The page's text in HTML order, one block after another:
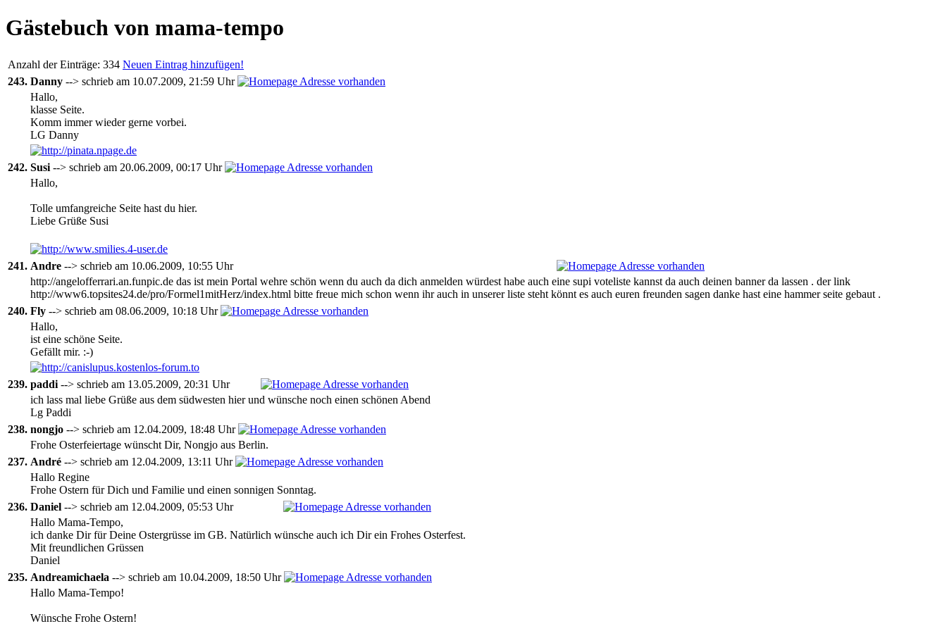
Gästebuch von mama-tempo
Anzahl der Einträge: 334 Neuen Eintrag hinzufügen!
243. Danny --> schrieb am 10.07.2009, 21:59 Uhr
Hallo,
klasse Seite.
Komm immer wieder gerne vorbei.
LG Danny
242. Susi --> schrieb am 20.06.2009, 00:17 Uhr
Hallo,
Tolle umfangreiche Seite hast du hier.
Liebe Grüße Susi
241. Andre --> schrieb am 10.06.2009, 10:55 Uhr
http://angelofferrari.an.funpic.de das ist mein Portal wehre schön wenn du auch da dich anmelden würdest habe auch eine supi voteliste kannst da auch deinen banner da lassen . der link
http://www6.topsites24.de/pro/Formel1mitHerz/index.html bitte freue mich schon wenn ihr auch in unserer liste steht könnt es auch euren freunden sagen danke hast eine hammer seite gebaut .
240. Fly --> schrieb am 08.06.2009, 10:18 Uhr
Hallo,
ist eine schöne Seite.
Gefällt mir. :-)
239. paddi --> schrieb am 13.05.2009, 20:31 Uhr
ich lass mal liebe Grüße aus dem südwesten hier und wünsche noch einen schönen Abend
Lg Paddi
238. nongjo --> schrieb am 12.04.2009, 18:48 Uhr
Frohe Osterfeiertage wünscht Dir, Nongjo aus Berlin.
237. André --> schrieb am 12.04.2009, 13:11 Uhr
Hallo Regine
Frohe Ostern für Dich und Familie und einen sonnigen Sonntag.
236. Daniel --> schrieb am 12.04.2009, 05:53 Uhr
Hallo Mama-Tempo,
ich danke Dir für Deine Ostergrüsse im GB. Natürlich wünsche auch ich Dir ein Frohes Osterfest.
Mit freundlichen Grüssen
Daniel
235. Andreamichaela --> schrieb am 10.04.2009, 18:50 Uhr
Hallo Mama-Tempo!
Wünsche Frohe Ostern!